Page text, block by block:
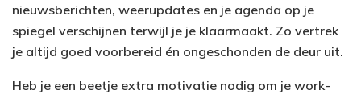
nieuwsberichten, weerupdates en je agenda op je
spiegel verschijnen terwijl je je klaarmaakt. Zo vertrek
je altijd goed voorbereid én ongeschonden de deur uit.
Heb je een beetje extra motivatie nodig om je work-